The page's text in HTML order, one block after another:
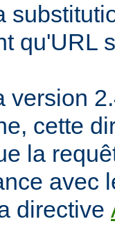
qu'URL
version
cette
la
avec
directive